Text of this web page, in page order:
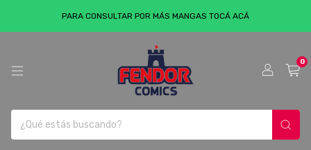
PARA CONSULTAR POR MÁS MANGAS TOCÁ ACÁ
0